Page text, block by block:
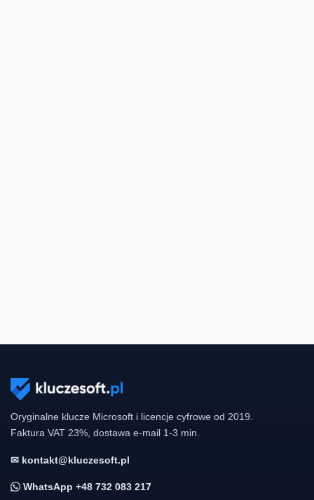
Oryginalne klucze Microsoft i licencje cyfrowe od 2019.
Faktura VAT 23%, dostawa e-mail 1-3 min.
✉ kontakt@kluczesoft.pl
WhatsApp +48 732 083 217